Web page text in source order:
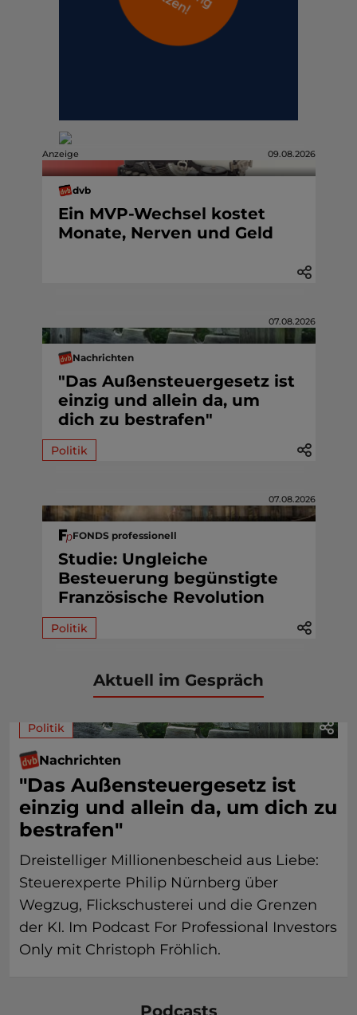
Anzeige 09.08.2026
dvb
Ein MVP-Wechsel kostet
Monate, Nerven und Geld
07.08.2026
Nachrichten
"Das Außensteuergesetz ist
einzig und allein da, um
dich zu bestrafen"
Politik
07.08.2026
FONDS professionell
Studie: Ungleiche
Besteuerung begünstigte
Französische Revolution
Politik
Aktuell im Gespräch
Politik
Nachrichten
"Das Außensteuergesetz ist
einzig und allein da, um dich zu
bestrafen"
Dreistelliger Millionenbescheid aus Liebe:
Steuerexperte Philip Nürnberg über
Wegzug, Flickschusterei und die Grenzen
der KI. Im Podcast For Professional Investors
Only mit Christoph Fröhlich.
Podcasts